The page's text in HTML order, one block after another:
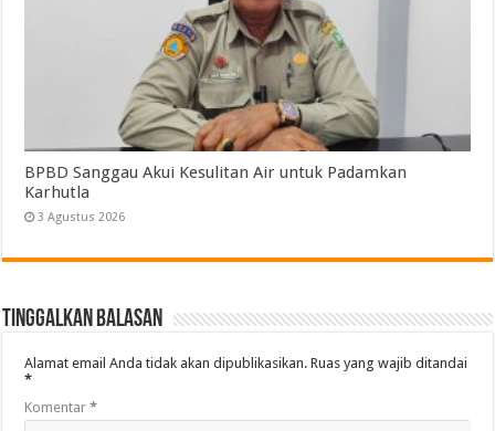
BPBD Sanggau Akui Kesulitan Air untuk Padamkan
Karhutla
3 Agustus 2026
Tinggalkan Balasan
Alamat email Anda tidak akan dipublikasikan. Ruas yang wajib ditandai
*
Komentar*